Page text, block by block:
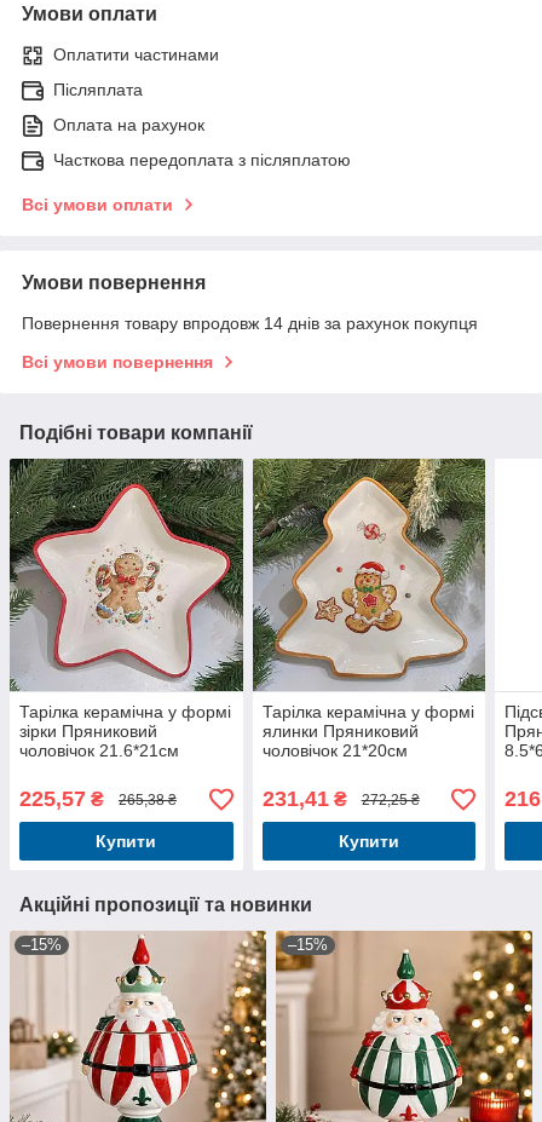
Умови оплати
Оплатити частинами
Післяплата
Оплата на рахунок
Часткова передоплата з післяплатою
Всі умови оплати
Умови повернення
Повернення товару впродовж 14 днів за рахунок покупця
Всі умови повернення
Подібні товари компанії
Тарілка керамічна у формі
зірки Пряниковий
чоловічок 21.6*21см
225,57 ₴ 265,38 ₴
Купити
Тарілка керамічна у формі
ялинки Пряниковий
чоловічок 21*20см
231,41₴ 272,25 ₴
Купити
Акційні пропозиції та новинки
–15% –15%